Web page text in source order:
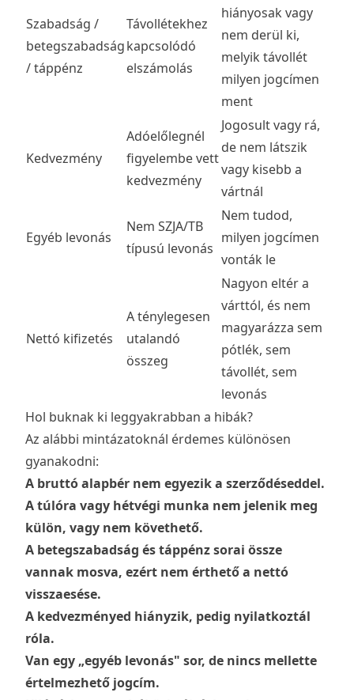
Szabadság /
betegszabadság
/ táppénz
Távollétekhez
kapcsolódó
elszámolás
hiányosak vagy
nem derül ki,
melyik távollét
milyen jogcímen
ment
Kedvezmény
Adóelőlegnél
figyelembe vett
kedvezmény
Jogosult vagy rá,
de nem látszik
vagy kisebb a
vártnál
Egyéb levonás
Nem SZJA/TB
típusú levonás
Nem tudod,
milyen jogcímen
vonták le
Nettó kifizetés
A ténylegesen
utalandó
összeg
Nagyon eltér a
várttól, és nem
magyarázza sem
pótlék, sem
távollét, sem
levonás
Hol buknak ki leggyakrabban a hibák?
Az alábbi mintázatoknál érdemes különösen
gyanakodni:
A bruttó alapbér nem egyezik a szerződéseddel.
A túlóra vagy hétvégi munka nem jelenik meg
külön, vagy nem követhető.
A betegszabadság és táppénz sorai össze
vannak mosva, ezért nem érthető a nettó
visszaesése.
A kedvezményed hiányzik, pedig nyilatkoztál
róla.
Van egy „egyéb levonás" sor, de nincs mellette
értelmezhető jogcím.